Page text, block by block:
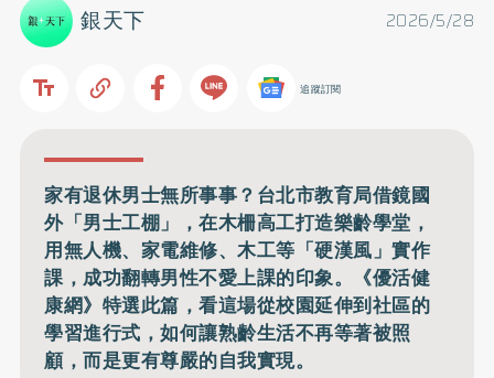
2026/5/28
銀天下
追蹤訂閱
家有退休男士無所事事？台北市教育局借鏡國
外「男士工棚」，在木柵高工打造樂齡學堂，
用無人機、家電維修、木工等「硬漢風」實作
課，成功翻轉男性不愛上課的印象。《優活健
康網》特選此篇，看這場從校園延伸到社區的
學習進行式，如何讓熟齡生活不再等著被照
顧，而是更有尊嚴的自我實現。